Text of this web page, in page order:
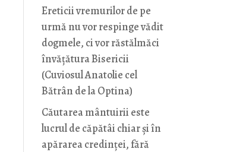
Ereticii vremurilor de pe
urmă nu vor respinge vădit
dogmele, ci vor răstălmăci
învățătura Bisericii
(Cuviosul Anatolie cel
Bătrân de la Optina)
Căutarea mântuirii este
lucrul de căpătâi chiar și în
apărarea credinței, fără